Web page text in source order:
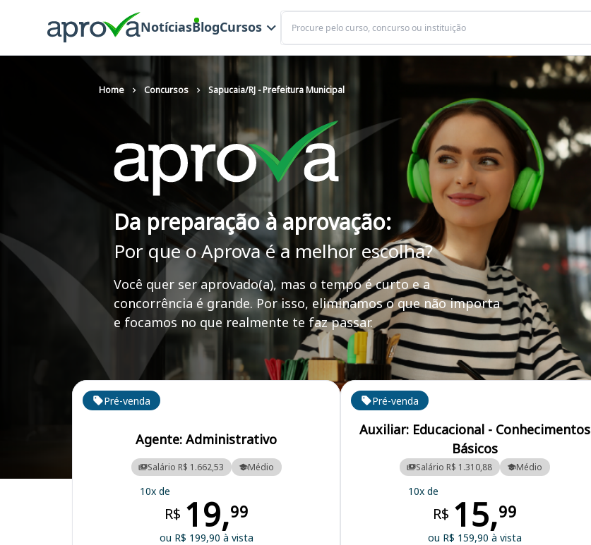
NotíciasBlogCursos
Buscar
Home Concursos Sapucaia/RJ - Prefeitura Municipal
Da preparação à aprovação:
Por que o Aprova é a melhor escolha?
Você quer ser aprovado(a), mas o tempo é curto e a
concorrência é grande. Por isso, eliminamos o que não importa
e focamos no que realmente te faz passar.
Curso Preparatório para o Concurso Sapucaia/RJ - Prefeitura Municipal
Cursos em destaque para passar no concurso
Pré-venda
Agente: Administrativo
Salário R$ 1.662,53 Médio
10x de
R$ 19,99
ou R$ 199,90 à vista
Pré-venda
Auxiliar: Educacional - Conhecimentos
Básicos
Salário R$ 1.310,88 Médio
10x de
R$ 15,99
ou R$ 159,90 à vista